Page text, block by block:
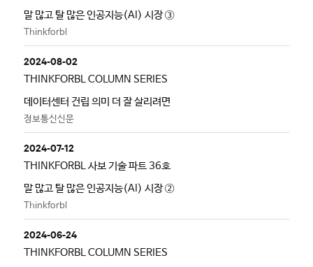
말 많고 탈 많은 인공지능(AI) 시장 ③
Thinkforbl
2024-08-02
THINKFORBL COLUMN SERIES
데이터센터 건립 의미 더 잘 살리려면
정보통신신문
2024-07-12
THINKFORBL 사보 기술 파트 36호
말 많고 탈 많은 인공지능(AI) 시장 ②
Thinkforbl
2024-06-24
THINKFORBL COLUMN SERIES